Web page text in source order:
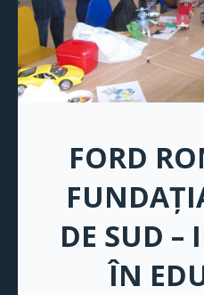
FORD
DE SUD –
ÎN